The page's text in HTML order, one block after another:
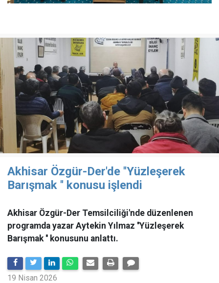
Akhisar Özgür-Der'de ''Yüzleşerek
Barışmak '' konusu işlendi
Akhisar Özgür-Der Temsilciliği'nde düzenlenen
programda yazar Aytekin Yılmaz ''Yüzleşerek
Barışmak '' konusunu anlattı.
19 Nisan 2026